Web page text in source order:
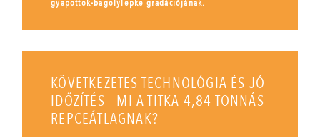
gyapottok-bagolylepke gradációjának.
KÖVETKEZETES TECHNOLÓGIA ÉS JÓ
IDŐZÍTÉS - MI A TITKA 4,84 TONNÁS
REPCEÁTLAGNAK?